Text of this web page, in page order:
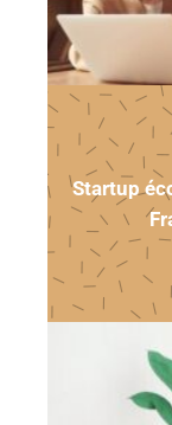
Startup